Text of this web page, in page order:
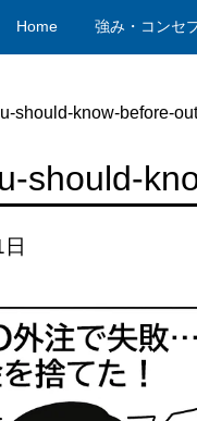
Home 強み・コンセ
should-know-before-
should-